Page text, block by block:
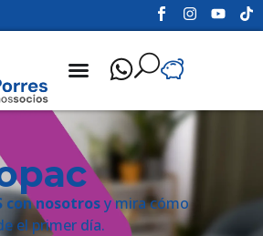
con nosotrosy mira cómo
el primer día.